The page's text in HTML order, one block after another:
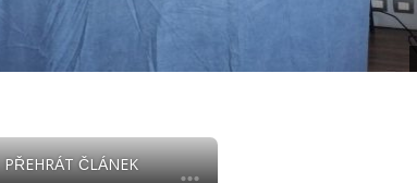
PŘEHRÁT ČLÁNEK